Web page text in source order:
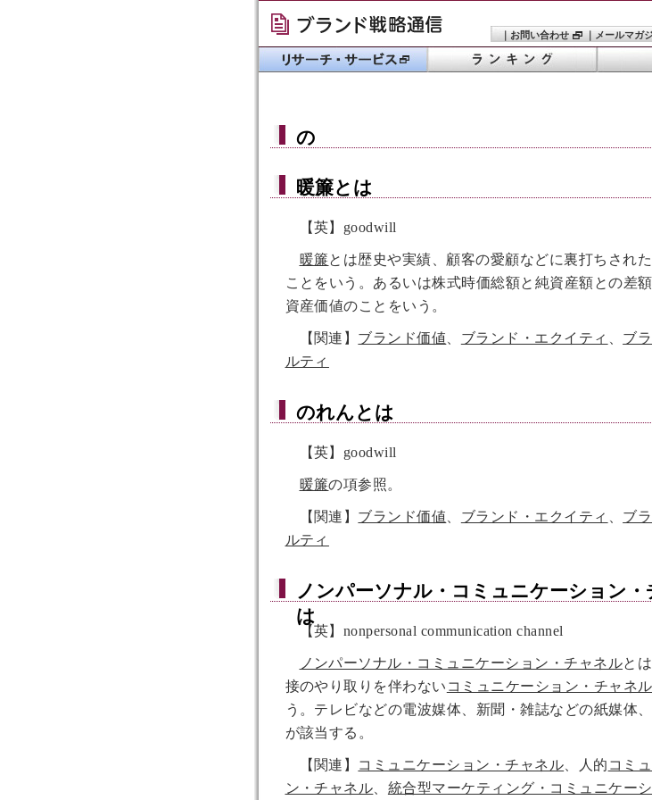
｜ お問い合わせ ｜ メールマガ
の
暖簾とは
【英】goodwill
暖簾とは歴史や実績、顧客の愛顧などに裏打ちされ
ことをいう。あるいは株式時価総額と純資産額との差
資産価値のことをいう。
【関連】 ブランド価値 ブランド・エクイティ
ブ
ルティ
のれんとは
【英】goodwill
暖簾の項参照。
【関連】 ブランド価値 ブランド・エクイティ
ブ
ルティ
ノンパーソナル・コミュニケーション・
は
【英】nonpersonal communication channel
ノンパーソナル・コミュニケーション・チャネルと
接のやり取りを伴わない コミュニケーション・チャネル
う。テレビなどの電波媒体、新聞・雑誌などの紙媒体
が該当する。
【関連】 コミュニケーション・チャネル 、人的 コミ
ン・チャネル
統合型マーケティング・コミュニケー